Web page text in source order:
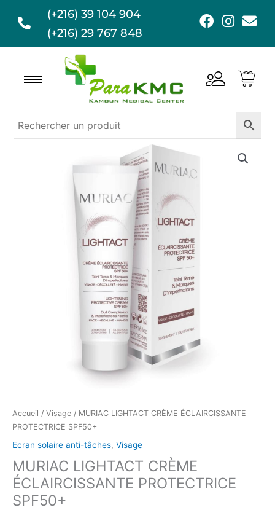
(+216) 39 104 904
(+216) 29 767 848
F
c
b
o
I
s
E
v
l
o
e
Accueil / Visage / MURIAC LIGHTACT CRÈME ÉCLAIRCISSANTE
PROTECTRICE SPF50+
Ecran solaire anti-tâches, Visage
MURIAC LIGHTACT CRÈME
ÉCLAIRCISSANTE PROTECTRICE
SPF50+